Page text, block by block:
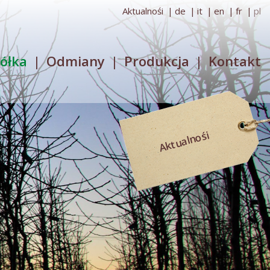
Aktualnośi de it en fr pl
Odmiany Produkcja Kontakt
Aktualnośi